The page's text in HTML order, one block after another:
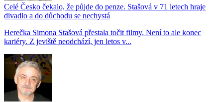
Celé Česko čekalo, že půjde do penze. Stašová v 71 letech hraje
divadlo a do důchodu se nechystá
Herečka Simona Stašová přestala točit filmy. Není to ale konec
kariéry. Z jeviště neodchází, jen letos v...